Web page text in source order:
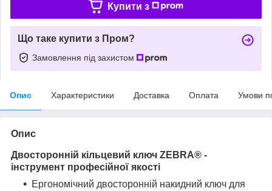
Купити з
Що таке купити з Пром?
Замовлення під захистом
Опис Характеристики Доставка Оплата Умови
Опис
Двосторонній кільцевий ключ ZEBRA® -
інструмент професійної якості
Ергономічний двосторонній накидний ключ для